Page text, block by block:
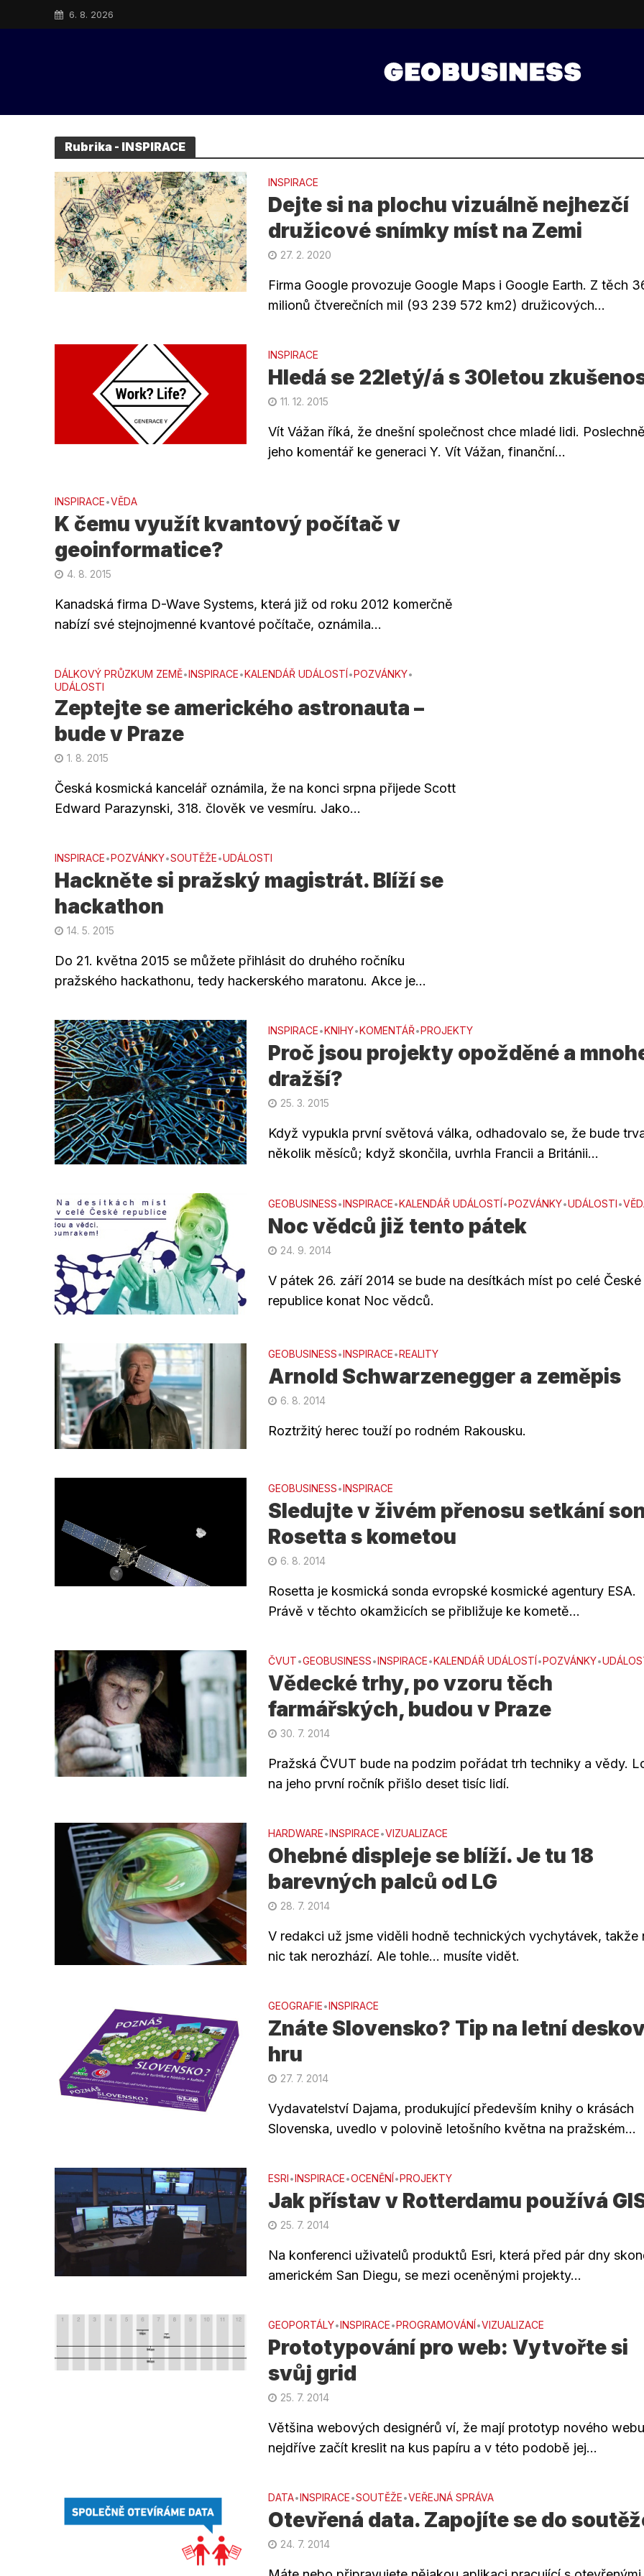
6. 8. 2026
Rubrika - INSPIRACE
INSPIRACE
Dejte si na plochu vizuálně nejhezčí
družicové snímky míst na Zemi
27. 2. 2020
Firma Google provozuje Google Maps i Google Earth. Z těch
milionů čtverečních mil (93 239 572 km2) družicových...
INSPIRACE
Hledá se 22letý/á s 30letou
11. 12. 2015
Vít Vážan říká, že dnešní společnost chce mladé lidi.
jeho komentář ke generaci Y. Vít Vážan, finanční...
INSPIRACE•VĚDA
K čemu využít kvantový počítač v
geoinformatice?
4. 8. 2015
Kanadská firma D-Wave Systems, která již od roku 2012 komerčně
nabízí své stejnojmenné kvantové počítače, oznámila...
DÁLKOVÝ PRŮZKUM ZEMĚ•INSPIRACE•KALENDÁŘ UDÁLOSTÍ•POZVÁNKY•
UDÁLOSTI
Zeptejte se amerického astronauta –
bude v Praze
1. 8. 2015
Česká kosmická kancelář oznámila, že na konci srpna přijede Scott
Edward Parazynski, 318. člověk ve vesmíru. Jako...
INSPIRACE•POZVÁNKY•SOUTĚŽE•UDÁLOSTI
Hackněte si pražský magistrát. Blíží se
hackathon
14. 5. 2015
Do 21. května 2015 se můžete přihlásit do druhého ročníku
pražského hackathonu, tedy hackerského maratonu. Akce je...
INSPIRACE•KNIHY•KOMENTÁŘ•PROJEKTY
Proč jsou projekty opožděné a
dražší?
25. 3. 2015
Když vypukla první světová válka, odhadovalo se, že bude
několik měsíců; když skončila, uvrhla Francii a Británii...
GEOBUSINESS•INSPIRACE•KALENDÁŘ UDÁLOSTÍ•POZVÁNKY•UDÁLOSTI•
Noc vědců již tento pátek
24. 9. 2014
V pátek 26. září 2014 se bude na desítkách míst po celé České
republice konat Noc vědců.
GEOBUSINESS•INSPIRACE•REALITY
Arnold Schwarzenegger a zeměpis
6. 8. 2014
Roztržitý herec touží po rodném Rakousku.
GEOBUSINESS•INSPIRACE
Sledujte v živém přenosu setkání
Rosetta s kometou
6. 8. 2014
Rosetta je kosmická sonda evropské kosmické agentury ESA.
Právě v těchto okamžicích se přibližuje ke kometě...
ČVUT•GEOBUSINESS•INSPIRACE•KALENDÁŘ UDÁLOSTÍ•POZVÁNKY•
Vědecké trhy, po vzoru těch
farmářských, budou v Praze
30. 7. 2014
Pražská ČVUT bude na podzim pořádat trh techniky a vědy.
na jeho první ročník přišlo deset tisíc lidí.
HARDWARE•INSPIRACE•VIZUALIZACE
Ohebné displeje se blíží. Je tu 18
barevných palců od LG
28. 7. 2014
V redakci už jsme viděli hodně technických vychytávek, takže
nic tak nerozhází. Ale tohle… musíte vidět.
GEOGRAFIE•INSPIRACE
Znáte Slovensko? Tip na letní
hru
27. 7. 2014
Vydavatelství Dajama, produkující především knihy o krásách
Slovenska, uvedlo v polovině letošního května na pražském...
ESRI•INSPIRACE•OCENĚNÍ•PROJEKTY
Jak přístav v Rotterdamu používá
25. 7. 2014
Na konferenci uživatelů produktů Esri, která před pár dny
americkém San Diegu, se mezi oceněnými projekty...
GEOPORTÁLY•INSPIRACE•PROGRAMOVÁNÍ•VIZUALIZACE
Prototypování pro web: Vytvořte si
svůj grid
25. 7. 2014
Většina webových designérů ví, že mají prototyp nového
nejdříve začít kreslit na kus papíru a v této podobě jej...
DATA•INSPIRACE•SOUTĚŽE•VEŘEJNÁ SPRÁVA
Otevřená data. Zapojíte se do
24. 7. 2014